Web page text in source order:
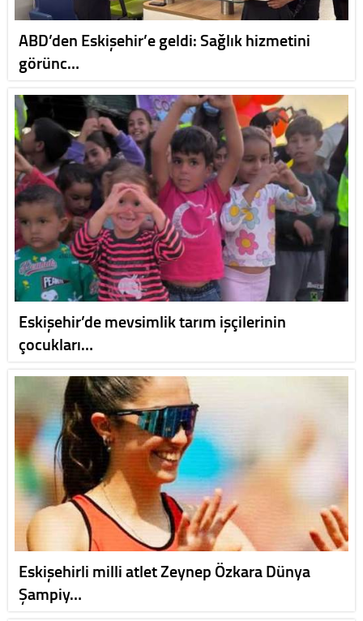
ABD’den Eskişehir’e geldi: Sağlık hizmetini
görünc…
Eskişehir’de mevsimlik tarım işçilerinin
çocukları…
Eskişehirli milli atlet Zeynep Özkara Dünya
Şampiy…